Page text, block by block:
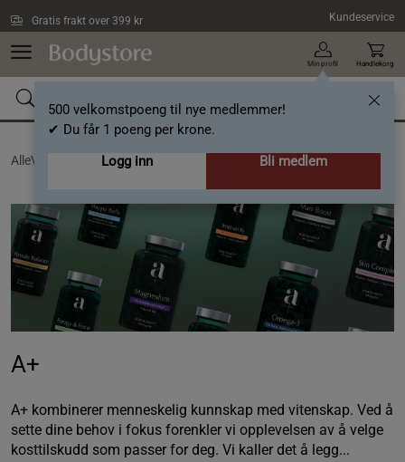
Gratis frakt over 399 kr Kundeservice
Min profil
500 velkomstpoeng til nye medlemmer!
✔ Du får 1 poeng per krone.
Logg inn
Bli medlem
Handlekorg
AlleVaremerker / A+
A+
A+ kombinerer menneskelig kunnskap med vitenskap. Ved å
sette dine behov i fokus forenkler vi opplevelsen av å velge
kosttilskudd som passer for deg. Vi kaller det å legg...